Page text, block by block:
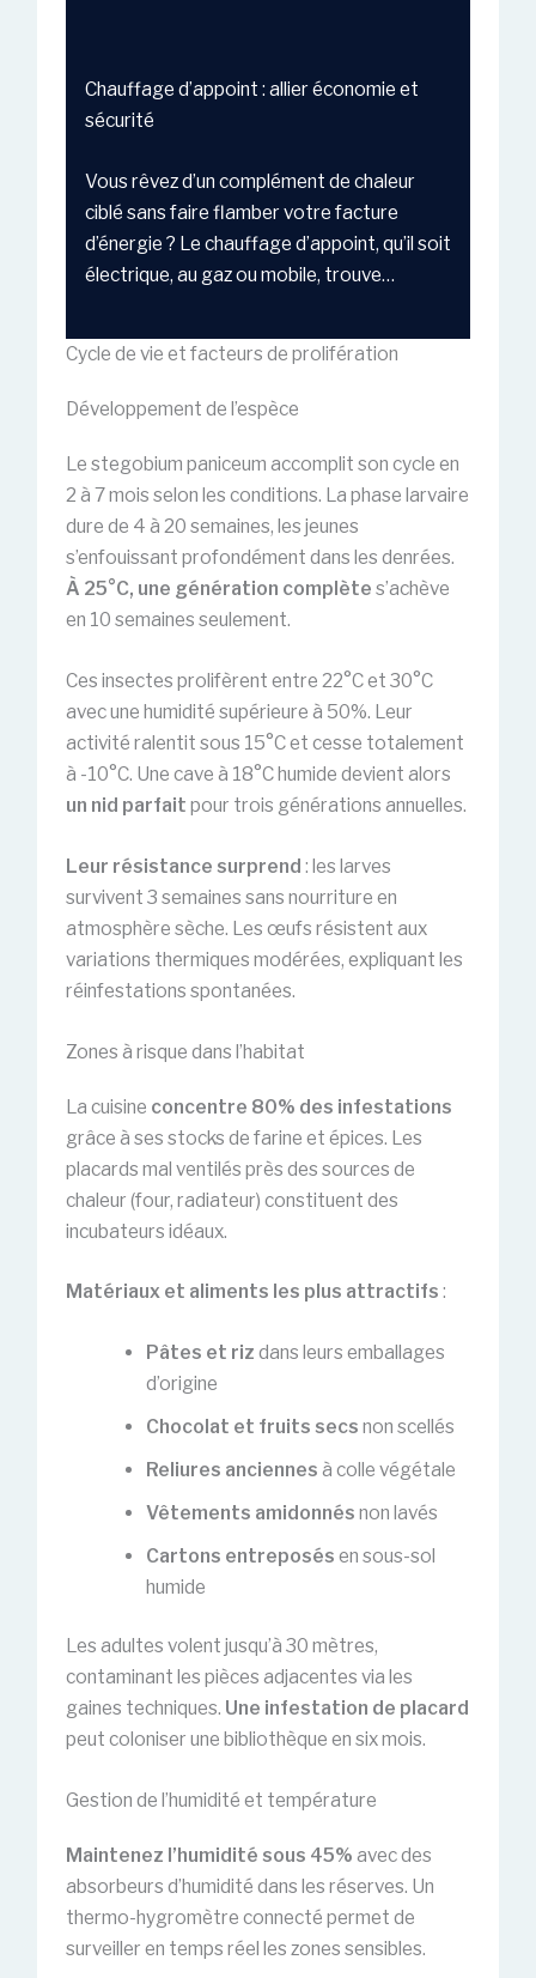
Chauffage d’appoint : allier économie et
sécurité
Vous rêvez d’un complément de chaleur
ciblé sans faire flamber votre facture
d’énergie ? Le chauffage d’appoint, qu’il soit
électrique, au gaz ou mobile, trouve…
Cycle de vie et facteurs de prolifération
Développement de l’espèce
Le stegobium paniceum accomplit son cycle en
2 à 7 mois selon les conditions. La phase larvaire
dure de 4 à 20 semaines, les jeunes
s’enfouissant profondément dans les denrées.
À 25°C, une génération complète s’achève
en 10 semaines seulement.
Ces insectes prolifèrent entre 22°C et 30°C
avec une humidité supérieure à 50%. Leur
activité ralentit sous 15°C et cesse totalement
à -10°C. Une cave à 18°C humide devient alors
un nid parfait pour trois générations annuelles.
Leur résistance surprend : les larves
survivent 3 semaines sans nourriture en
atmosphère sèche. Les œufs résistent aux
variations thermiques modérées, expliquant les
réinfestations spontanées.
Zones à risque dans l’habitat
La cuisine concentre 80% des infestations
grâce à ses stocks de farine et épices. Les
placards mal ventilés près des sources de
chaleur (four, radiateur) constituent des
incubateurs idéaux.
Matériaux et aliments les plus attractifs :
Pâtes et riz dans leurs emballages
d’origine
Chocolat et fruits secs non scellés
Reliures anciennes à colle végétale
Vêtements amidonnés non lavés
Cartons entreposés en sous-sol
humide
Les adultes volent jusqu’à 30 mètres,
contaminant les pièces adjacentes via les
gaines techniques. Une infestation de placard
peut coloniser une bibliothèque en six mois.
Gestion de l’humidité et température
Maintenez l’humidité sous 45% avec des
absorbeurs d’humidité dans les réserves. Un
thermo-hygromètre connecté permet de
surveiller en temps réel les zones sensibles.